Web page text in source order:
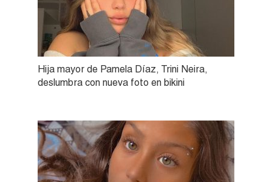
Hija mayor de Pamela Díaz, Trini Neira,
deslumbra con nueva foto en bikini